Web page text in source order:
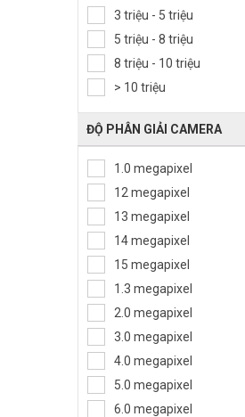
Camera 5in1
Camera 4in1
Camera AHD
Camera cảm biến thân nhiệt
Camera toàn cảnh
Camera hành trình
Camera chuyên dụng
Camera IoT
Camera trong nhà
Camera ngoài trời
Camera Dome
Camera thân trụ
Camera Speed Dome
Camera ngụy trang
Camera Analog
3 triệu - 5 triệu
5 triệu - 8 triệu
8 triệu - 10 triệu
> 10 triệu
ĐỘ PHÂN GIẢI CAMERA
1.0 megapixel
12 megapixel
13 megapixel
14 megapixel
15 megapixel
1.3 megapixel
2.0 megapixel
3.0 megapixel
4.0 megapixel
5.0 megapixel
6.0 megapixel